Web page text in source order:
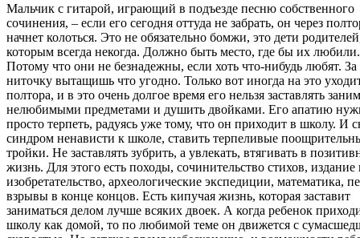
Мальчик с гитарой, играющий в подъезде песню собственного
сочинения, – если его сегодня оттуда не забрать, он через
начнет колоться. Это не обязательно бомжи, это дети
которым всегда некогда. Должно быть место, где бы их любили.
Потому что они не безнадежны, если хоть что-нибудь любят. За
ниточку вытащишь что угодно. Только вот иногда на это
полтора, и в это очень долгое время его нельзя заставлять
нелюбимыми предметами и душить двойками. Его апатию
просто терпеть, радуясь уже тому, что он приходит в школу. И
синдром ненависти к школе, ставить терпеливые
тройки. Не заставлять зубрить, а увлекать, втягивать в
жизнь. Для этого есть походы, сочинительство стихов, издание
изобретательство, археологические экспедиции, математика,
взрывы в конце концов. Есть кипучая жизнь, которая заставит
заниматься делом лучше всяких двоек. А когда ребенок
школу как домой, то по любимой теме он движется с